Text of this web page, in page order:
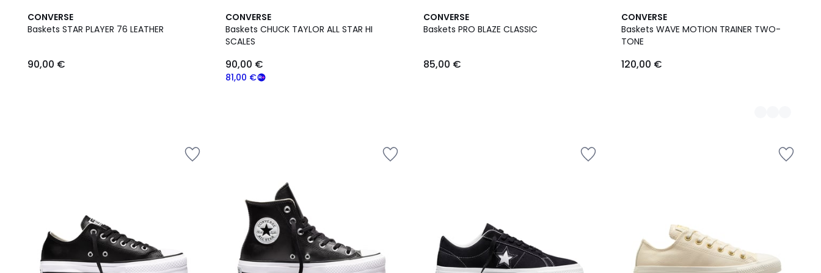
CONVERSE
Baskets STAR PLAYER 76 LEATHER
90,00 €
CONVERSE
Baskets CHUCK TAYLOR ALL STAR HI
SCALES
81,00 €
90,00 €
CONVERSE
Baskets PRO BLAZE CLASSIC
85,00 €
CONVERSE
Baskets WAVE MOTION TRAINER TWO-
TONE
120,00 €
2
Couleurs